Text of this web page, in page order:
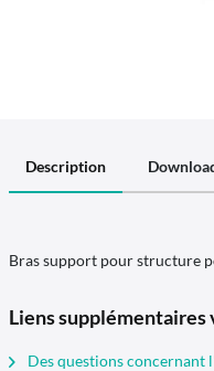
Description
Bras support pour structure
Liens supplémentaires
Des questions concernant